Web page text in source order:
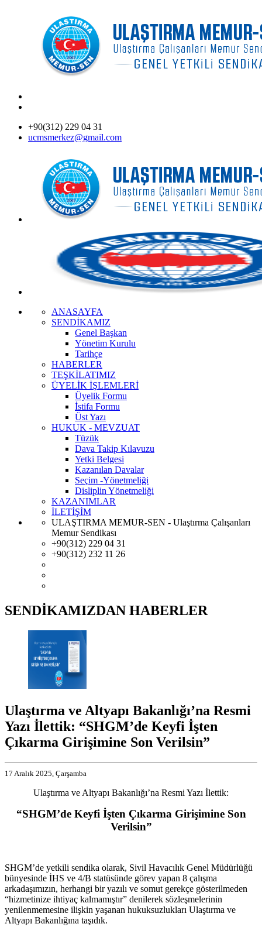
+90(312) 229 04 31
ucmsmerkez@gmail.com
ANASAYFA
SENDİKAMIZ
Genel Başkan
Yönetim Kurulu
Tarihçe
HABERLER
TEŞKİLATIMIZ
ÜYELİK İŞLEMLERİ
Üyelik Formu
İstifa Formu
Üst Yazı
HUKUK - MEVZUAT
Tüzük
Dava Takip Kılavuzu
Yetki Belgesi
Kazanılan Davalar
Seçim -Yönetmeliği
Disliplin Yönetmeliği
KAZANIMLAR
İLETİŞİM
ULAŞTIRMA MEMUR-SEN - Ulaştırma Çalışanları
Memur Sendikası
+90(312) 229 04 31
+90(312) 232 11 26
SENDİKAMIZDAN HABERLER
Ulaştırma ve Altyapı Bakanlığı’na Resmi
Yazı İlettik: “SHGM’de Keyfi İşten
Çıkarma Girişimine Son Verilsin”
17 Aralık 2025, Çarşamba
Ulaştırma ve Altyapı Bakanlığı’na Resmi Yazı İlettik:
“SHGM’de Keyfi İşten Çıkarma Girişimine Son
Verilsin”
SHGM’de yetkili sendika olarak, Sivil Havacılık Genel Müdürlüğü
bünyesinde İHS ve 4/B statüsünde görev yapan 8 çalışma
arkadaşımızın, herhangi bir yazılı ve somut gerekçe gösterilmeden
“hizmetinize ihtiyaç kalmamıştır” denilerek sözleşmelerinin
yenilenmemesine ilişkin yaşanan hukuksuzlukları Ulaştırma ve
Altyapı Bakanlığına taşıdık.